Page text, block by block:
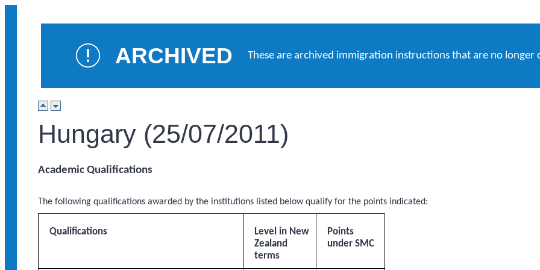
ARCHIVED These are archived immigration instructions that are no longer
Hungary (25/07/2011)
Academic Qualifications
The following qualifications awarded by the institutions listed below qualify for the points indicated:
Qualifications
Level in New
Zealand
terms
Points
under SMC